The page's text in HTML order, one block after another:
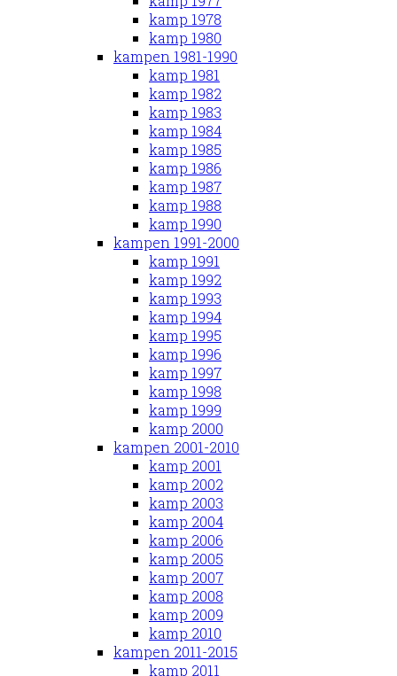
kamp 1978
kamp 1980
kampen 1981-1990
kamp 1981
kamp 1982
kamp 1983
kamp 1984
kamp 1985
kamp 1986
kamp 1987
kamp 1988
kamp 1990
kampen 1991-2000
kamp 1991
kamp 1992
kamp 1993
kamp 1994
kamp 1995
kamp 1996
kamp 1997
kamp 1998
kamp 1999
kamp 2000
kampen 2001-2010
kamp 2001
kamp 2002
kamp 2003
kamp 2004
kamp 2006
kamp 2005
kamp 2007
kamp 2008
kamp 2009
kamp 2010
kampen 2011-2015
kamp 2011